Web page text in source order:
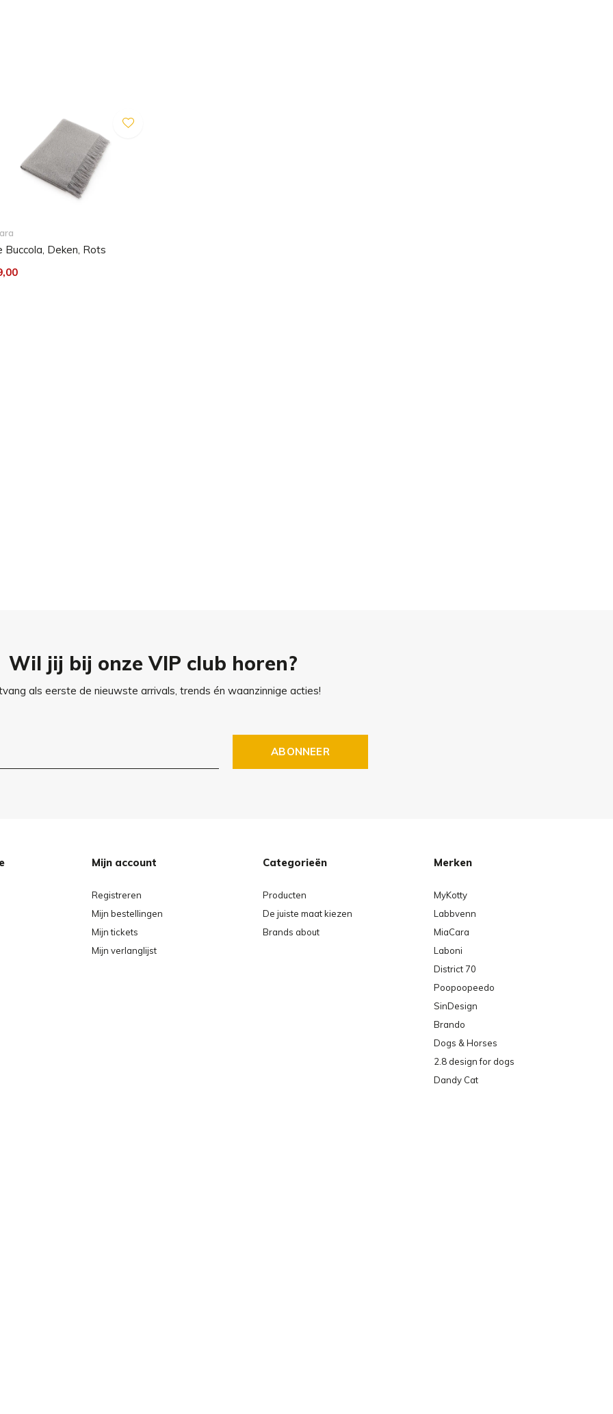
van wol heeft Buccola
reiniging kan Buccola
30 °C of professioneel
brengen en plat op een rek
Buccola, Deken, Rots
Wil jij bij onze VIP club horen?
als eerste de nieuwste arrivals, trends én waanzinnige acties!
ABONNEER
Mijn account
Registreren
Mijn bestellingen
Mijn tickets
Mijn verlanglijst
Categorieën
Producten
De juiste maat kiezen
Brands about
Merken
MyKotty
Labbvenn
MiaCara
Laboni
District 70
Poopoopeedo
SinDesign
Brando
Dogs & Horses
2.8 design for dogs
Dandy Cat